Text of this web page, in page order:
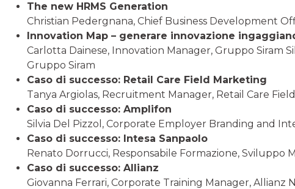
The new HRMS Generation
Christian Pedergnana, Chief Business Development
Innovation Map – generare innovazione
Carlotta Dainese, Innovation Manager, Gruppo Siram
Gruppo Siram
Caso di successo: Retail Care Field Marketing
Tanya Argiolas, Recruitment Manager, Retail Care
Caso di successo: Amplifon
Silvia Del Pizzol, Corporate Employer Branding and
Caso di successo: Intesa Sanpaolo
Renato Dorrucci, Responsabile Formazione, Sviluppo
Caso di successo: Allianz
Giovanna Ferrari, Corporate Training Manager,